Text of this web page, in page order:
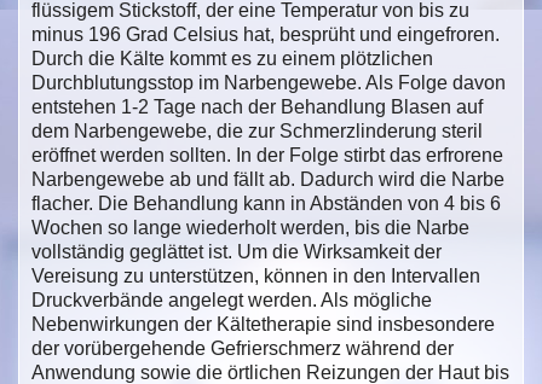
flüssigem Stickstoff, der eine Temperatur von bis zu
minus 196 Grad Celsius hat, besprüht und eingefroren.
Durch die Kälte kommt es zu einem plötzlichen
Durchblutungsstop im Narbengewebe. Als Folge davon
entstehen 1-2 Tage nach der Behandlung Blasen auf
dem Narbengewebe, die zur Schmerzlinderung steril
eröffnet werden sollten. In der Folge stirbt das erfrorene
Narbengewebe ab und fällt ab. Dadurch wird die Narbe
flacher. Die Behandlung kann in Abständen von 4 bis 6
Wochen so lange wiederholt werden, bis die Narbe
vollständig geglättet ist. Um die Wirksamkeit der
Vereisung zu unterstützen, können in den Intervallen
Druckverbände angelegt werden. Als mögliche
Nebenwirkungen der Kältetherapie sind insbesondere
der vorübergehende Gefrierschmerz während der
Anwendung sowie die örtlichen Reizungen der Haut bis